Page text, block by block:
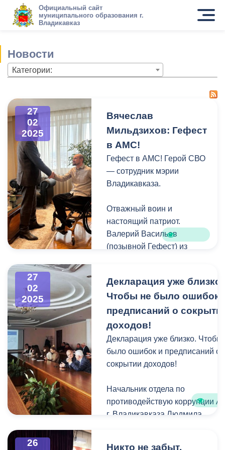
Официальный сайт
муниципального образования г.
Владикавказ
Новости
Категории:
27
02
2025
Вячеслав
Мильдзихов: Гефест
в АМС!
Гефест в АМС! Герой СВО
— сотрудник мэрии
Владикавказа.
Отважный воин и
настоящий патриот.
Валерий Васильев
(позывной Гефест) из
гвардейское высшее
воздушно-десантное
командное училище. По
окончании обучения был
распределен во вторую
бригаду специального
В зоне проведения СВО
находился с первых дней.
Награжден медалью
задачи получил серьезное
27
02
2025
Декларация уже близко.
Чтобы не было ошибок
предписаний о
доходов!
Декларация уже близко. Чтобы
было ошибок и предписаний о
сокрытии доходов!
Начальник отдела по
противодействую коррупции
г. Владикавказа Людмила
26
Никто не забыт,